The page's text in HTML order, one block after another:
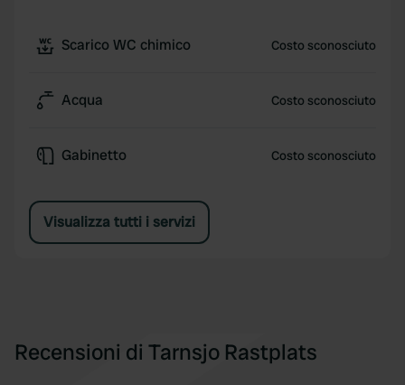
Scarico WC chimico Costo sconosciuto
Acqua Costo sconosciuto
Gabinetto Costo sconosciuto
Visualizza tutti i servizi
Recensioni di Tarnsjo Rastplats